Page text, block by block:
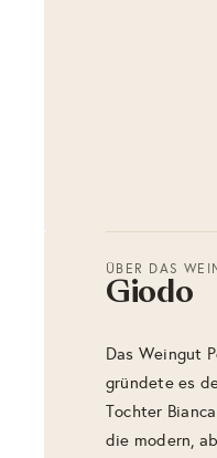
ÜBER DAS
Giodo
Das Weingut
gründete es
Tochter
die modern,